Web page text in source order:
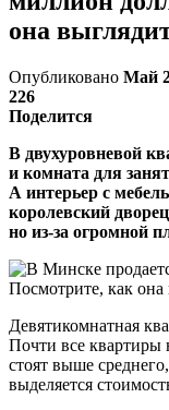
она
Опубликовано Май
226
Поделится
В двухуровневой
и комната для
А интерьер с
королевский
но из-за огромной
Девятикомнатная
Почти все квартиры
стоят выше
выделяется